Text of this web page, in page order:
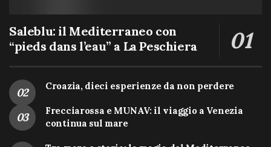
Saleblu: il Mediterraneo con
“pieds dans l’eau” a La Peschiera
Croazia, dieci esperienze da non perdere
Frecciarossa e MUNAV: il viaggio a Venezia
continua sul mare